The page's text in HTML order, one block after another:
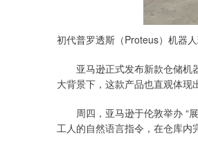
初代普罗透斯（Proteus）机器
亚马逊正式发布新款仓储机器
大背景下，这款产品也直观体现
周四，亚马逊于伦敦举办 “展
工人的自然语言指令，在仓库内